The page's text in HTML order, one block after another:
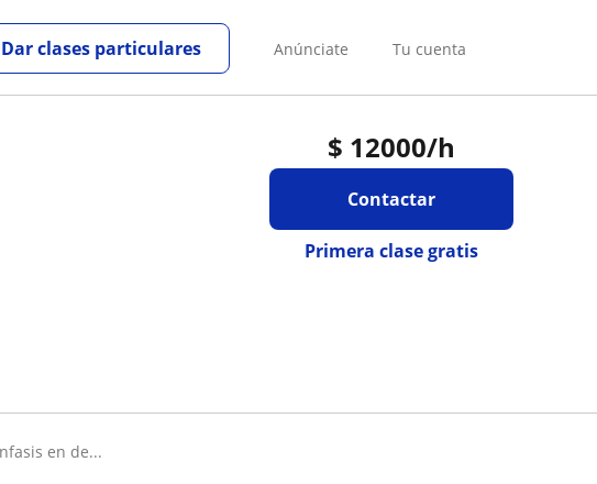
Anúnciate Tu cuenta
Dar clases particulares
$ 12000/h
Contactar
Primera clase gratis
en de...